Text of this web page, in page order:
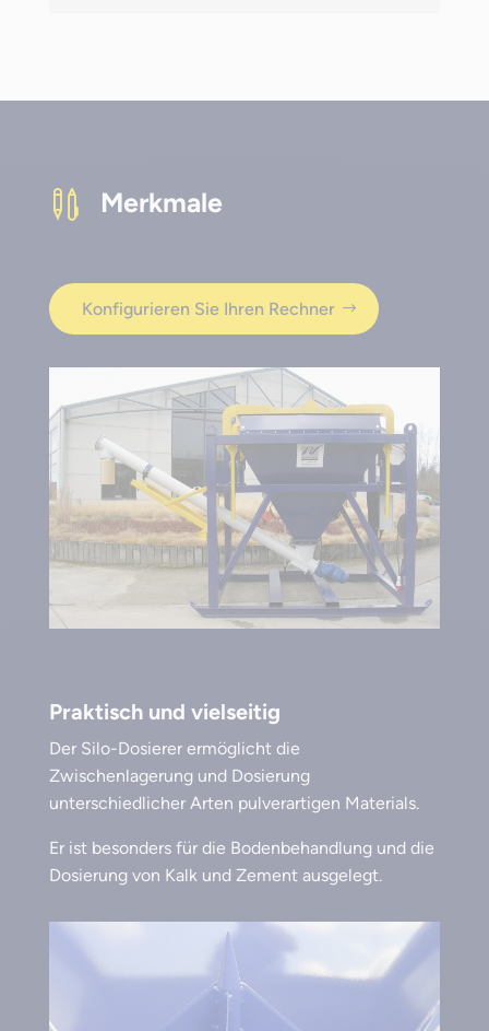
 Merkmale
Konfigurieren Sie Ihren Rechner
Praktisch und vielseitig
Der Silo-Dosierer ermöglicht die
Zwischenlagerung und Dosierung
unterschiedlicher Arten pulverartigen Materials.
Er ist besonders für die Bodenbehandlung und die
Dosierung von Kalk und Zement ausgelegt.